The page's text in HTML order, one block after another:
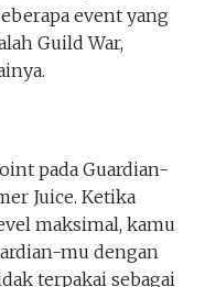
event yang
Guild War,
pada Guardian-
Juice. Ketika
maksimal, kamu
mu dengan
terpakai sebagai